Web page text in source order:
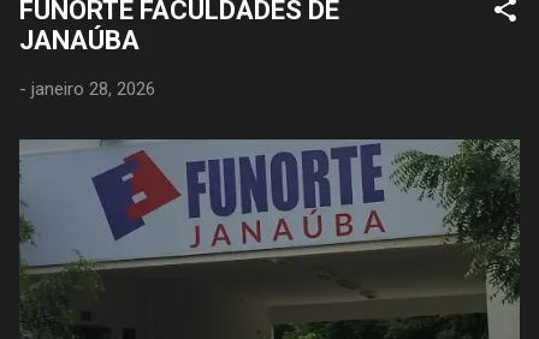
FUNORTE FACULDADES DE
JANAÚBA
- janeiro 28, 2026